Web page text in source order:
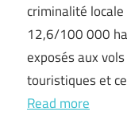
criminalité
12,6/100 000
exposés aux
touristiques et
Read more